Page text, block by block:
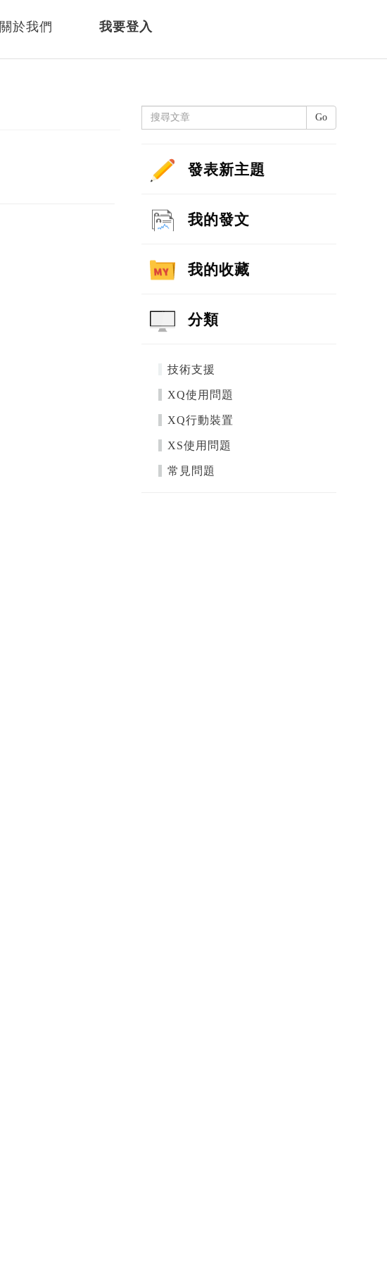
關於我們 我要登入
Go
發表新主題
我的發文
我的收藏
分類
技術支援
XQ使用問題
XQ行動裝置
XS使用問題
常見問題